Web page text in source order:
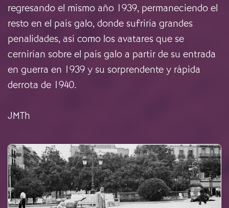
regresando el mismo año 1939, permaneciendo el
resto en el país galo, donde sufriría grandes
penalidades, así como los avatares que se
cernirían sobre el país galo a partir de su entrada
en guerra en 1939 y su sorprendente y rápida
derrota de 1940.
JMTh